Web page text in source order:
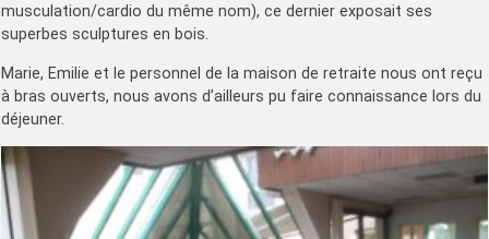
musculation/cardio du même nom), ce dernier exposait ses
superbes sculptures en bois.
Marie, Emilie et le personnel de la maison de retraite nous ont reçu
à bras ouverts, nous avons d’ailleurs pu faire connaissance lors du
déjeuner.